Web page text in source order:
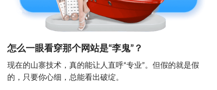
怎么一眼看穿那个网站是“李鬼”？
现在的山寨技术，真的能让人直呼“专业”。但假的就是假
的，只要你心细，总能看出破绽。